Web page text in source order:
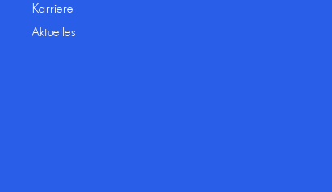
Karriere
Aktuelles